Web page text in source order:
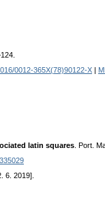
0012-365X(78)90122-X
latin squares . Port.
6. 2019].